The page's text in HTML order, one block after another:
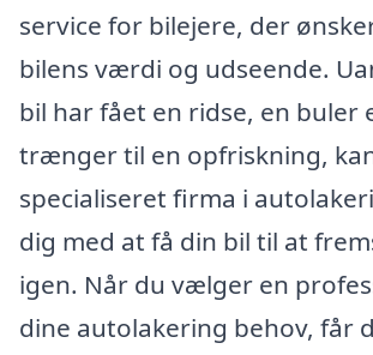
service for bilejere, der
bilens værdi og udseende.
bil har fået en ridse, en buler
trænger til en opfriskning,
specialiseret firma i
dig med at få din bil til at
igen. Når du vælger en
dine autolakering behov, får